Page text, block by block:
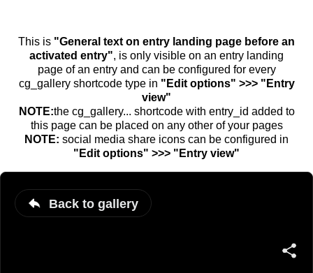
This is "General text on entry landing page before an
activated entry", is only visible on an entry landing
page of an entry and can be configured for every
cg_gallery shortcode type in "Edit options" >>> "Entry
view"
NOTE:the cg_gallery... shortcode with entry_id added to
this page can be placed on any other of your pages
NOTE: social media share icons can be configured in
"Edit options" >>> "Entry view"
Back to gallery